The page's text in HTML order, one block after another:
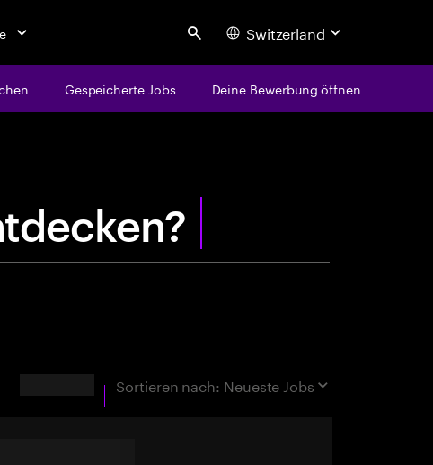
Search Switzerland
Gespeicherte Jobs Deine Bewerbung öffnen
entd
Sortieren nach: Neueste Jobs